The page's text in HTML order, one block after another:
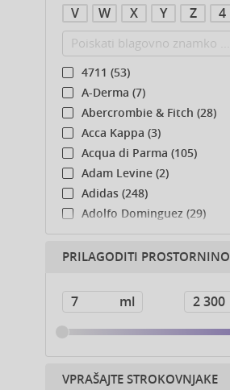
V
W X Y Z 4
4711 (53)
A-Derma (7)
Abercrombie & Fitch (28)
Acca Kappa (3)
Acqua di Parma (105)
Adam Levine (2)
Adidas (248)
Adolfo Dominguez (29)
Adyan (81)
Affinage (1)
Agent Provocateur (13)
Ahava (49)
Aigner (43)
Ajmal (167)
Al Haramain (199)
PRILAGODITI PROSTORNINO
VPRAŠAJTE STROKOVNJAKE